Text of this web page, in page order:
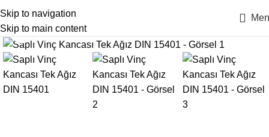
Skip to navigation
Skip to main content
Click to enlarge